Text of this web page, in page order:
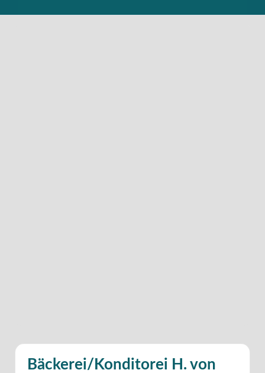
Bäckerei/Konditorei H. von